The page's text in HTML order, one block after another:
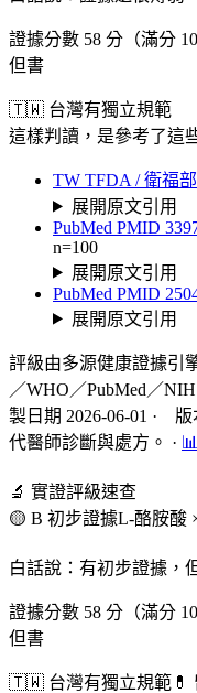
證據分數 58 分（滿分
但書
🇹🇼 台灣有獨立規範
這樣判讀，是參考了這
TW TFDA / 衛福部
展開原文引用
PubMed PMID
n=100
展開原文引用
PubMed PMID
展開原文引用
評級由多源健康證據引
／WHO／PubMed／
製日期 2026-06-01 ·
代醫師診斷與處方。 ·
🔬 實證評級速查
🟡 B 初步證據L-酪胺酸
白話說：有初步證據，
證據分數 58 分（滿分
但書
🇹🇼 台灣有獨立規範 💊